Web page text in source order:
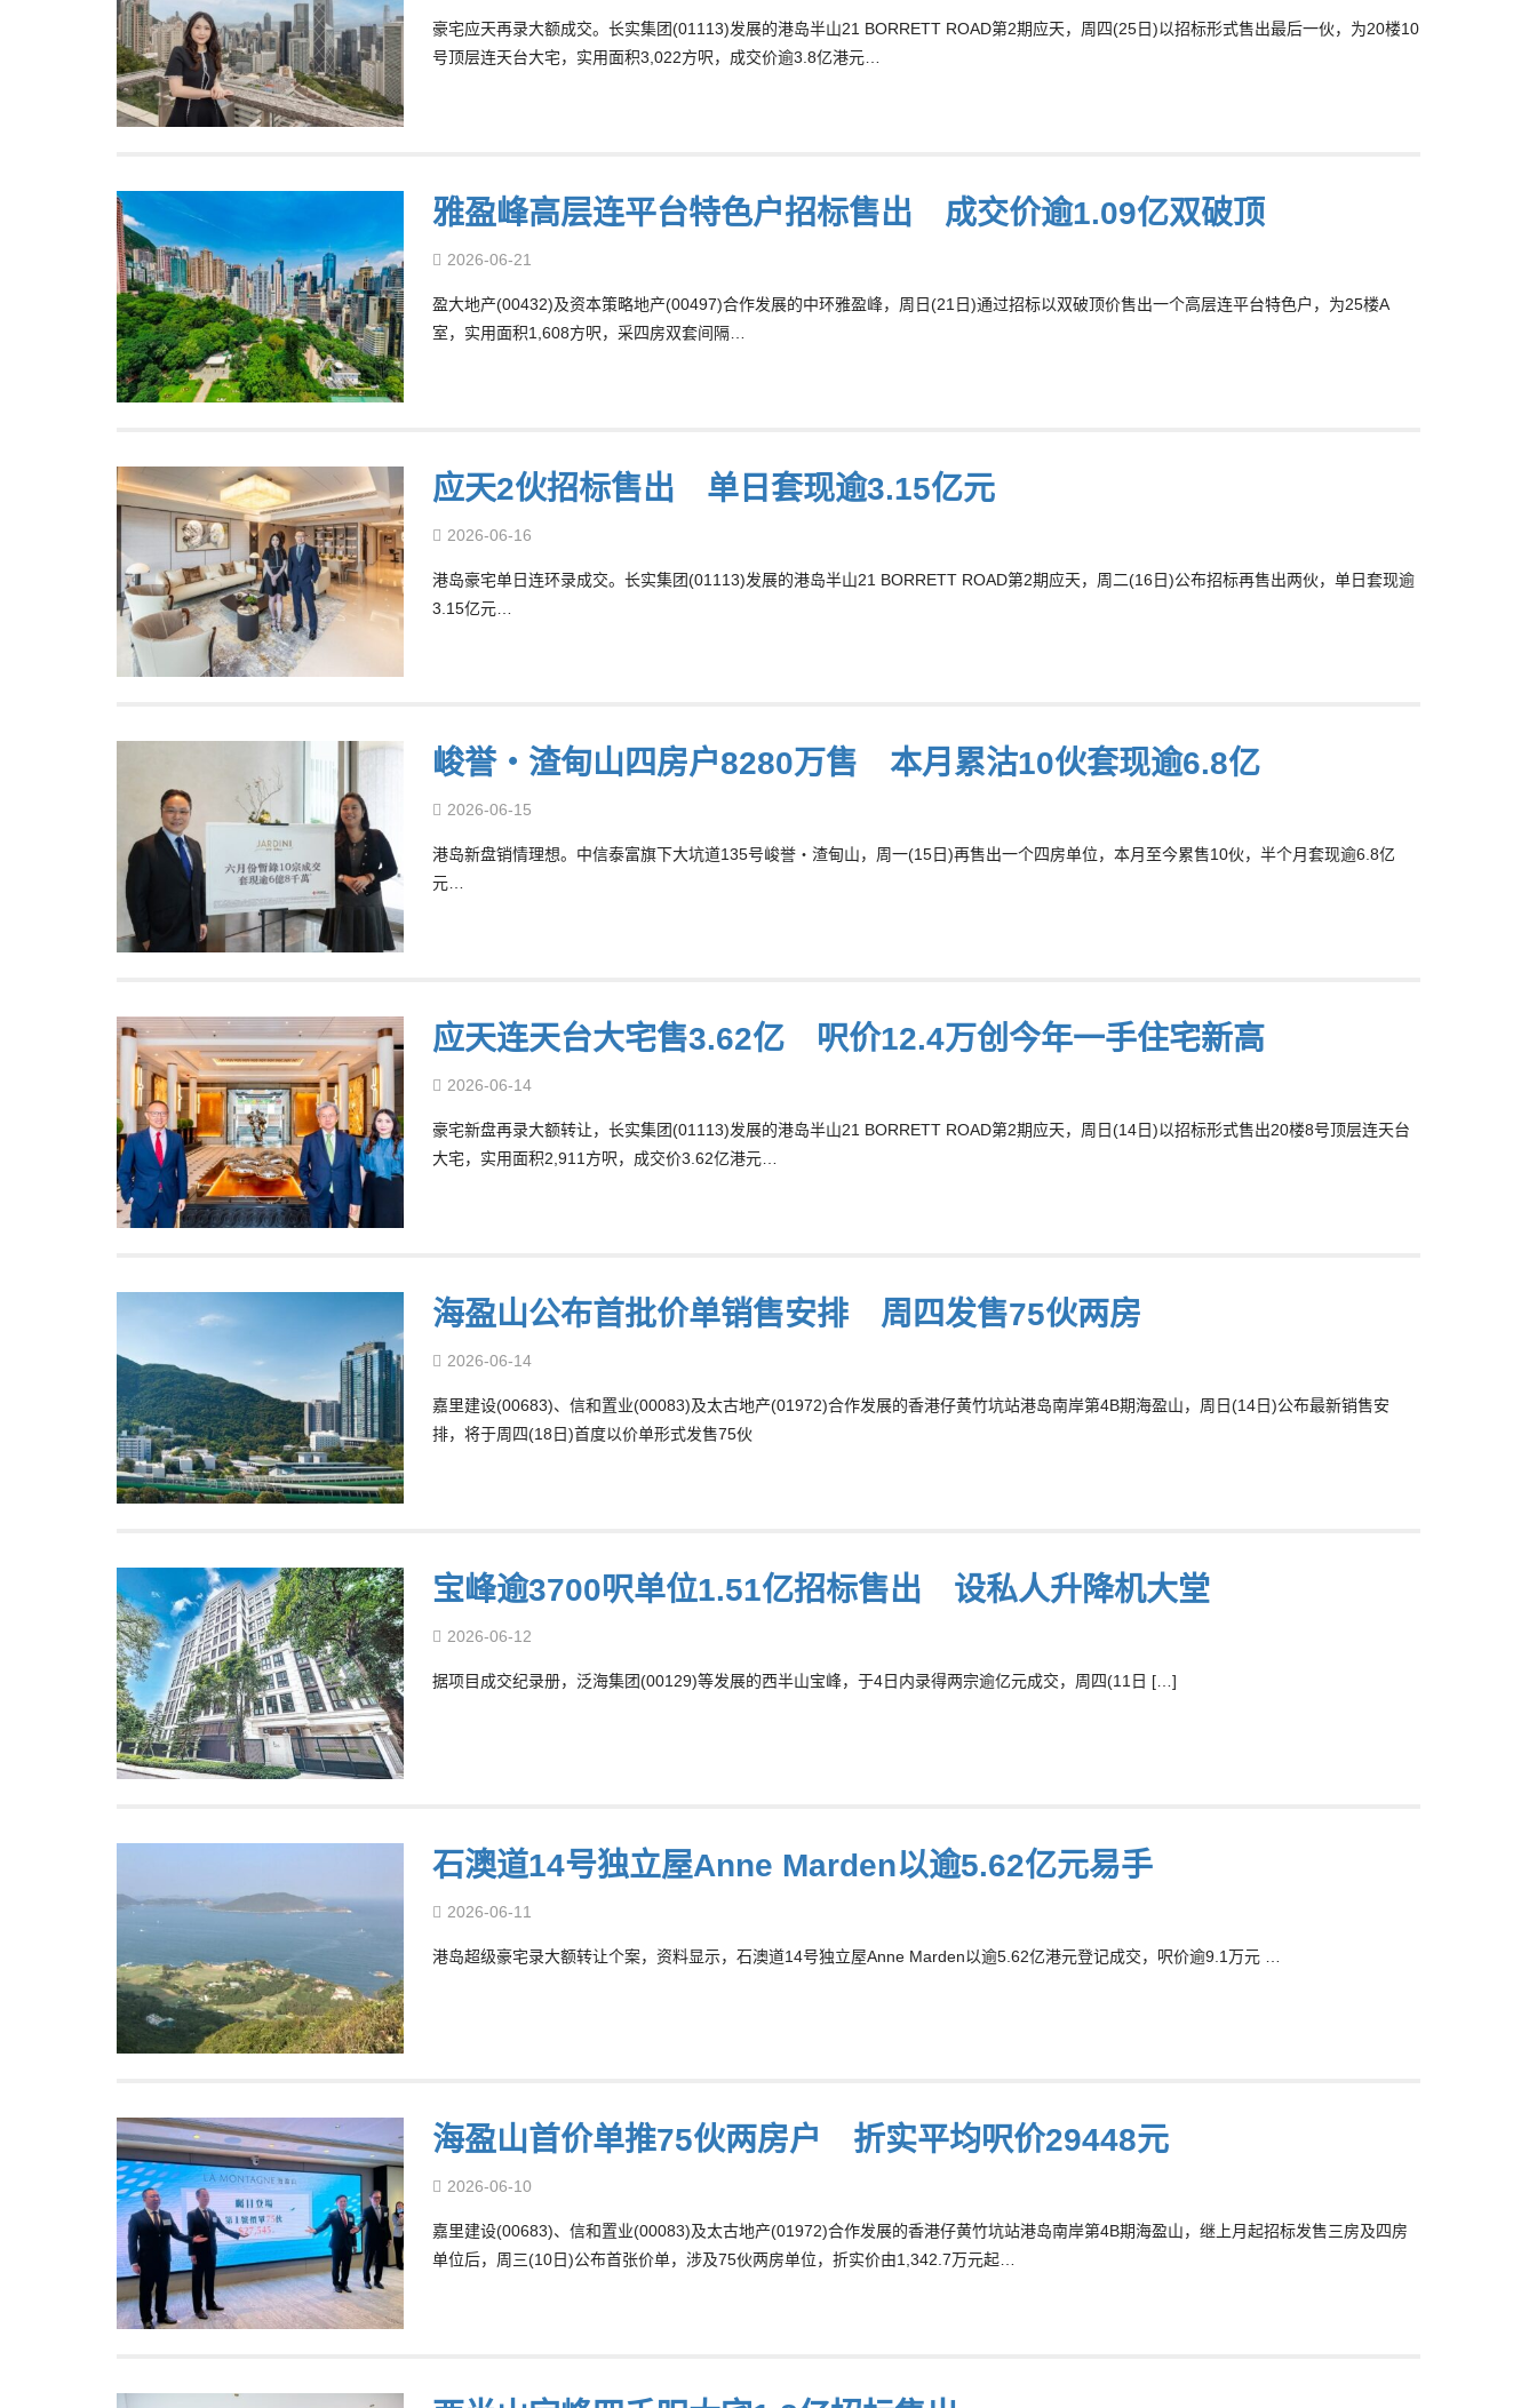
豪宅应天再录大额成交。长实集团(01113)发展的港岛半山21 BORRETT ROAD第2期应天，周四(25日)以招标形式售出最后一伙，为20楼10
号顶层连天台大宅，实用面积3,022方呎，成交价逾3.8亿港元…
雅盈峰高层连平台特色户招标售出 成交价逾1.09亿双破顶
2026-06-21
盈大地产(00432)及资本策略地产(00497)合作发展的中环雅盈峰，周日(21日)通过招标以双破顶价售出一个高层连平台特色户，为25楼A
室，实用面积1,608方呎，采四房双套间隔…
应天2伙招标售出 单日套现逾3.15亿元
2026-06-16
港岛豪宅单日连环录成交。长实集团(01113)发展的港岛半山21 BORRETT ROAD第2期应天，周二(16日)公布招标再售出两伙，单日套现逾
3.15亿元…
峻誉‧渣甸山四房户8280万售 本月累沽10伙套现逾6.8亿
2026-06-15
港岛新盘销情理想。中信泰富旗下大坑道135号峻誉‧渣甸山，周一(15日)再售出一个四房单位，本月至今累售10伙，半个月套现逾6.8亿
元…
应天连天台大宅售3.62亿 呎价12.4万创今年一手住宅新高
2026-06-14
豪宅新盘再录大额转让，长实集团(01113)发展的港岛半山21 BORRETT ROAD第2期应天，周日(14日)以招标形式售出20楼8号顶层连天台
大宅，实用面积2,911方呎，成交价3.62亿港元…
海盈山公布首批价单销售安排 周四发售75伙两房
2026-06-14
嘉里建设(00683)、信和置业(00083)及太古地产(01972)合作发展的香港仔黄竹坑站港岛南岸第4B期海盈山，周日(14日)公布最新销售安
排，将于周四(18日)首度以价单形式发售75伙
宝峰逾3700呎单位1.51亿招标售出 设私人升降机大堂
2026-06-12
据项目成交纪录册，泛海集团(00129)等发展的西半山宝峰，于4日内录得两宗逾亿元成交，周四(11日 […]
石澳道14号独立屋Anne Marden以逾5.62亿元易手
2026-06-11
港岛超级豪宅录大额转让个案，资料显示，石澳道14号独立屋Anne Marden以逾5.62亿港元登记成交，呎价逾9.1万元 …
海盈山首价单推75伙两房户 折实平均呎价29448元
2026-06-10
嘉里建设(00683)、信和置业(00083)及太古地产(01972)合作发展的香港仔黄竹坑站港岛南岸第4B期海盈山，继上月起招标发售三房及四房
单位后，周三(10日)公布首张价单，涉及75伙两房单位，折实价由1,342.7万元起…